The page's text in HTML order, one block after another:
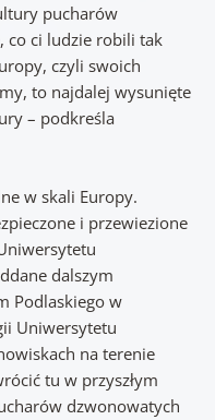
pucharów
co ci ludzie robili tak
czyli swoich
to najdalej wysunięte
– podkreśla
w skali Europy.
i przewiezione
dalszym
Podlaskiego w
Uniwersytetu
na terenie
tu w przyszłym
dzwonowatych